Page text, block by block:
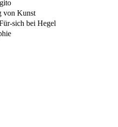
von Kunst
sich bei Hegel